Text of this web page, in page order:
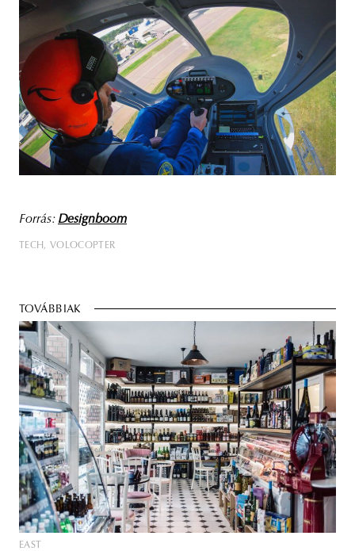
Forrás: Designboom
TECH VOLOCOPTER
TOVÁBBIAK
EAST